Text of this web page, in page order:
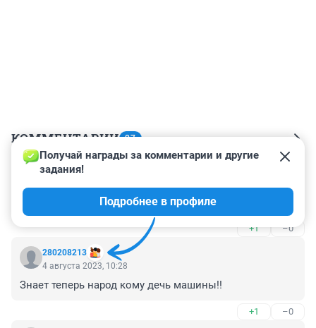
КОММЕНТАРИИ 27
Гость
Бред какой, эхо 90х!
+1 –0
280208213
Получай награды за комментарии и другие
задания!
Подробнее в профиле
4 августа 2023, 10:28
Знает теперь народ кому дечь машины!!
+1 –0